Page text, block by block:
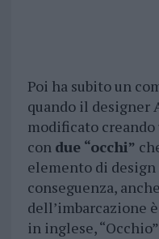
Poi ha subito un
quando il designer
modificato
con due “occhi”
elemento di design
conseguenza,
dell’imbarcazione
in inglese, “Occhio”